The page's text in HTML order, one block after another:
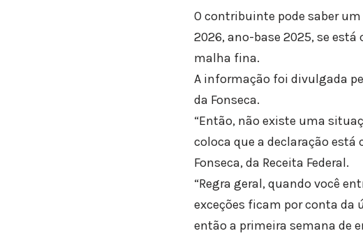
O contribuinte pode saber
2026, ano-base 2025, se
malha fina.
A informação foi divulgada
da Fonseca.
“Então, não existe uma
coloca que a declaração está
Fonseca, da Receita Federal.
“Regra geral, quando você
exceções ficam por conta da
então a primeira semana de